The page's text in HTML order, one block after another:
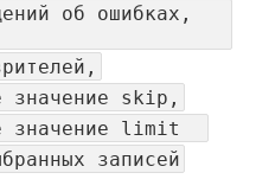
об ошибках,
значение skip,
значение limit
записей